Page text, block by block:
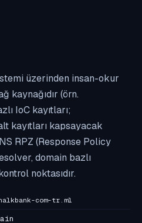
üzerinden insan-okur
kaynağıdır (örn.
IoC kayıtları;
kayıtları kapsayacak
RPZ (Response Policy
domain bazlı
noktasıdır.
com-tr.ml